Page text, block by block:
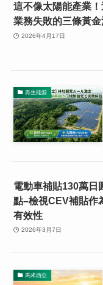
這不像太陽能產業
業務失敗的三條黃金
2026年4月17日
再生能源
電動車補貼130萬日
點–檢視CEV補貼作
有效性
2026年3月7日
馬來西亞